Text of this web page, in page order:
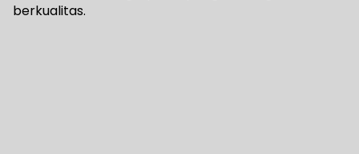
berkualitas.